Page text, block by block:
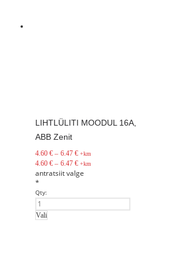
LIHTLÜLITI MOODUL 16A,
ABB Zenit
4.60€ – 6.47 € +km
4.60€ – 6.47 € +km
antratsiitvalge
*
Qty:
Vali